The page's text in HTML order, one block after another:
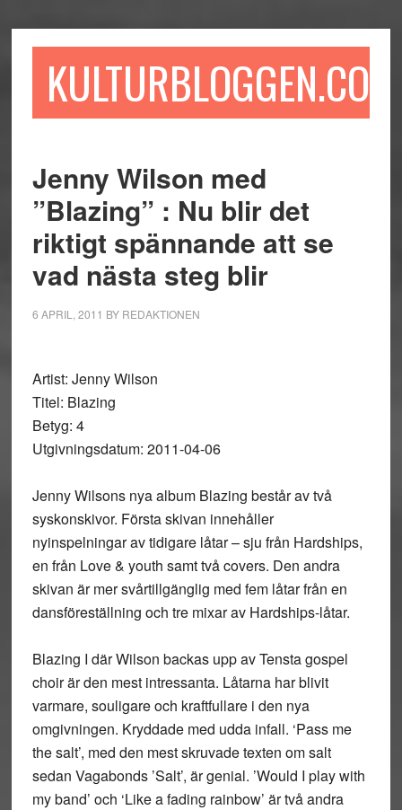
till
till
sidofältet
till
KULTURBLOGGEN.COM
Jenny Wilson med
”Blazing” : Nu blir det
riktigt spännande att se
vad nästa steg blir
6 APRIL, 2011 BY REDAKTIONEN
Artist: Jenny Wilson
Titel: Blazing
Betyg: 4
Utgivningsdatum: 2011-04-06
Jenny Wilsons nya album Blazing består av två
syskonskivor. Första skivan innehåller
nyinspelningar av tidigare låtar – sju från Hardships,
en från Love & youth samt två covers. Den andra
skivan är mer svårtillgänglig med fem låtar från en
dansföreställning och tre mixar av Hardships-låtar.
Blazing I där Wilson backas upp av Tensta gospel
choir är den mest intressanta. Låtarna har blivit
varmare, souligare och kraftfullare i den nya
omgivningen. Kryddade med udda infall. ‘Pass me
the salt’, med den mest skruvade texten om salt
sedan Vagabonds ’Salt’, är genial. ’Would I play with
my band’ och ‘Like a fading rainbow’ är två andra